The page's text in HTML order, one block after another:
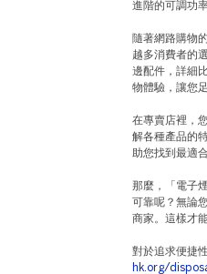
進階的可調功
隨著網路購物
越多消費者的
邊配件，詳細
物體驗，讓您
在專賣店裡，
解各種產品的
助您找到最適
那麼，「電子
可靠呢？無論
商家。這樣才
對於追求便捷
hk.org/